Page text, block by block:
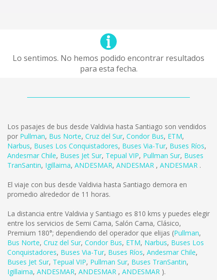
Lo sentimos. No hemos podido encontrar resultados
para esta fecha.
Los pasajes de bus desde Valdivia hasta Santiago son vendidos
por Pullman, Bus Norte, Cruz del Sur, Condor Bus, ETM,
Narbus, Buses Los Conquistadores, Buses Via-Tur, Buses Ríos,
Andesmar Chile, Buses Jet Sur, Tepual VIP, Pullman Sur, Buses
TranSantin, Igillaima, ANDESMAR, ANDESMAR , ANDESMAR .
El viaje con bus desde Valdivia hasta Santiago demora en
promedio alrededor de 11 horas.
La distancia entre Valdivia y Santiago es 810 kms y puedes elegir
entre los servicios de Semi Cama, Salón Cama, Clásico,
Premium 180°; dependiendo del operador que elijas (Pullman,
Bus Norte, Cruz del Sur, Condor Bus, ETM, Narbus, Buses Los
Conquistadores, Buses Via-Tur, Buses Ríos, Andesmar Chile,
Buses Jet Sur, Tepual VIP, Pullman Sur, Buses TranSantin,
Igillaima, ANDESMAR, ANDESMAR , ANDESMAR ).